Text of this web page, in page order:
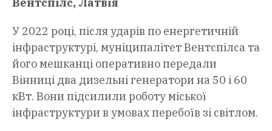
Вентспілс, Латвія
У 2022 році, після ударів по енергетичній
інфраструктурі, муніципалітет Вентспілса та
його мешканці оперативно передали
Вінниці два дизельні генератори на 50 і 60
кВт. Вони підсилили роботу міської
інфраструктури в умовах перебоїв зі світлом.